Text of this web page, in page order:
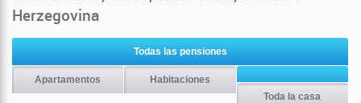
Herzegovina
Todas las pensiones
Apartamentos
Habitaciones
Toda la casa